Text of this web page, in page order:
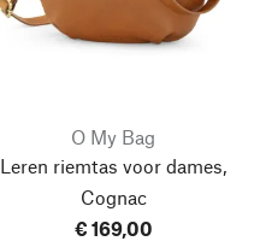
O My Bag
Leren riemtas voor dames,
Cognac
€ 169,00